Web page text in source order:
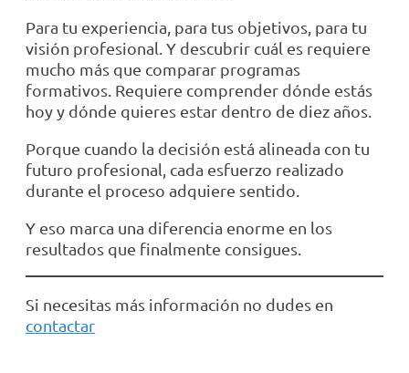
Para tu experiencia, para tus objetivos, para tu
visión profesional. Y descubrir cuál es requiere
mucho más que comparar programas
formativos. Requiere comprender dónde estás
hoy y dónde quieres estar dentro de diez años.
Porque cuando la decisión está alineada con tu
futuro profesional, cada esfuerzo realizado
durante el proceso adquiere sentido.
Y eso marca una diferencia enorme en los
resultados que finalmente consigues.
Si necesitas más información no dudes en
contactar